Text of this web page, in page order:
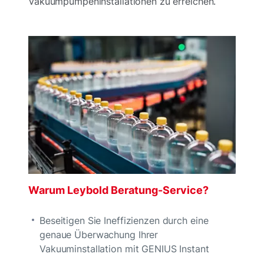
Warum Leybold Beratung-Service?
Beseitigen Sie Ineffizienzen durch eine
genaue Überwachung Ihrer
Vakuuminstallation mit GENIUS Instant